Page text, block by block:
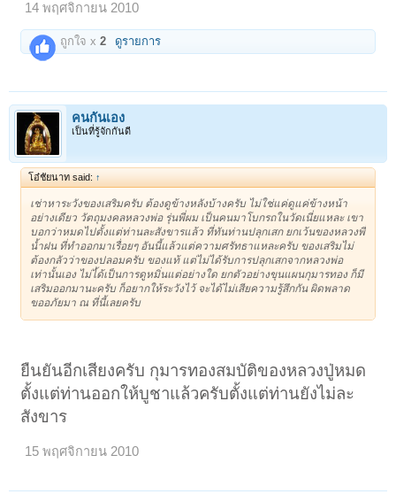
14 พฤศจิกายน 2010
ถูกใจ x2 ดูรายการ
คนกันเอง
เป็นที่รู้จักกันดี
โอ๋ชัยนาท said: ↑
เช่าหาระวังของเสริมครับ ต้องดูข้างหลังบ้างครับ ไม่ใช่แค่ดูแค่ข้างหน้า
อย่างเดียว วัตถุมงคลหลวงพ่อ รุ่นพี่ผม เป็นคนมาโบกรถในวัดเนี่ยแหละ เขา
บอกว่าหมดไปตั้งแต่ท่านละสังขารแล้ว ที่ทันท่านปลุกเสก ยกเว้นของหลวงพี่
น้ำฝน ที่ทำออกมาเรื่อยๆ อันนี้แล้วแต่ความศรัทธาแหละครับ ของเสริมไม่
ต้องกลัวว่าของปลอมครับ ของแท้ แต่ไม่ได้รับการปลุกเสกจากหลวงพ่อ
เท่านั้นเอง ไม่ไ้ด้เป็นการดูหมิ่นแต่อย่างใด ยกตัวอย่างขุนแผนกุมารทอง ก็มี
เสริมออกมานะครับ ก็อยากให้ระวังไว้ จะได้ไม่เสียความรู้สึกกัน ผิดพลาด
ขออภัยมา ณ ที่นี้เลยครับ
ยืนยันอีกเสียงครับ กุมารทองสมบัติของหลวงปู่หมด
ตั้งแต่ท่านออกให้บูชาแล้วครับตั้งแต่ท่านยังไม่ละ
สังขาร
15 พฤศจิกายน 2010